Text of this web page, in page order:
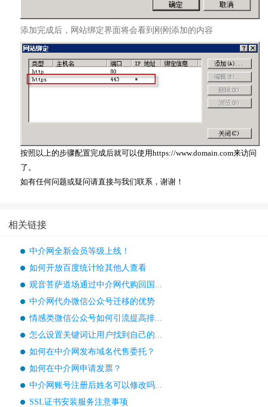
添加完成后，网站绑定界面将会看到刚刚添加的内容
按照以上的步骤配置完成后就可以使用https://www.domain.com来访问
了。
如有任何问题或疑问请直接与我们联系，谢谢！
相关链接
中介网全新会员等级上线！
如何开放百度统计给其他人查看
观音菩萨道场通过中介网代购回国...
中介网代办微信公众号迁移的优势
情感类微信公众号如何引流提高排...
怎么设置关键词让用户找到自己的...
如何在中介网发布域名代售委托？
如何在中介网申请发票？
中介网账号注册后姓名可以修改吗...
SSL证书安装服务注意事项